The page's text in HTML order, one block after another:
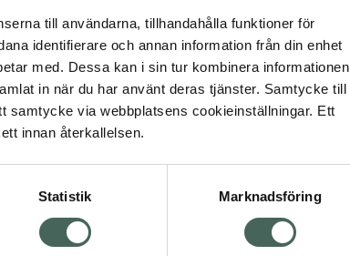
till användarna, tillhandahålla funktioner för
identifierare och annan information från din enhet
med. Dessa kan i sin tur kombinera informationen
in när du har använt deras tjänster. Samtycke till
samtycke via webbplatsens cookieinställningar. Ett
innan återkallelsen.
Statistik Marknadsföring
Köp via ditt recept
erbjudanden
Om recept och läkemedel